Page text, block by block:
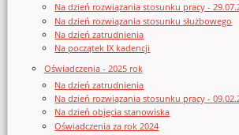
Na dzień rozwiązania stosunku pracy -
Na dzień rozwiązania stosunku służbowego
Na dzień zatrudnienia
Na początek IX kadencji
Oświadczenia - 2025 rok
Na dzień zatrudnienia
Na dzień rozwiązania stosunku pracy -
Na dzień objęcia stanowiska
Oświadczenia za rok 2024